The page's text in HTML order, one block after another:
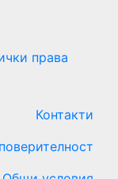
права
Контакти